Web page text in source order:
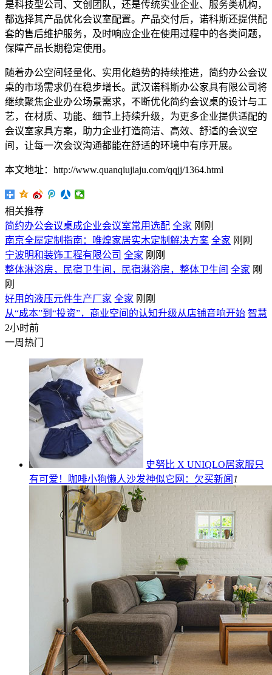
是科技型公司、文创团队，还是传统实业企业、服务类机构，
都选择其产品优化会议室配置。产品交付后，诺科斯还提供配
套的售后维护服务，及时响应企业在使用过程中的各类问题，
保障产品长期稳定使用。
随着办公空间轻量化、实用化趋势的持续推进，简约办公会议
桌的市场需求仍在稳步增长。武汉诺科斯办公家具有限公司将
继续聚焦企业办公场景需求，不断优化简约会议桌的设计与工
艺，在材质、功能、细节上持续升级，为更多企业提供适配的
会议室家具方案，助力企业打造简洁、高效、舒适的会议空
间，让每一次会议沟通都能在舒适的环境中有序开展。
本文地址：http://www.quanqiujiaju.com/qqjj/1364.html
相关推荐
简约办公会议桌成企业会议室常用选配 全家 刚刚
南京全屋定制指南：唯煌家居实木定制解决方案 全家 刚刚
宁波明和装饰工程有限公司 全家 刚刚
整体淋浴房，民宿卫生间，民宿淋浴房，整体卫生间 全家 刚
刚
好用的液压元件生产厂家 全家 刚刚
从“成本”到“投资”，商业空间的认知升级从店铺音响开始 智慧
2小时前
一周热门
史努比 X UNIQLO居家服只
有可爱！咖啡小狗懒人沙发神似它网：欠买新闻1